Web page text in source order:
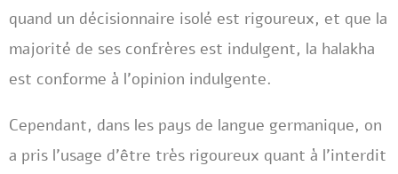
quand un décisionnaire isolé est rigoureux, et que la
majorité de ses confrères est indulgent, la halakha
est conforme à l’opinion indulgente.
Cependant, dans les pays de langue germanique, on
a pris l’usage d’être très rigoureux quant à l’interdit